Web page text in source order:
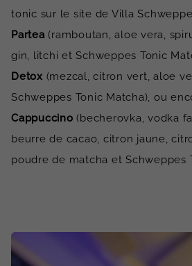
tonic sur le site de Villa
Partea(ramboutan, aloe vera,
gin, litchi et Schweppes Tonic
Detox (mezcal, citron vert, aloe
Schweppes Tonic Matcha), ou
Cappuccino (becherovka, vodka
beurre de cacao, citron jaune,
poudre de matcha et Schweppes